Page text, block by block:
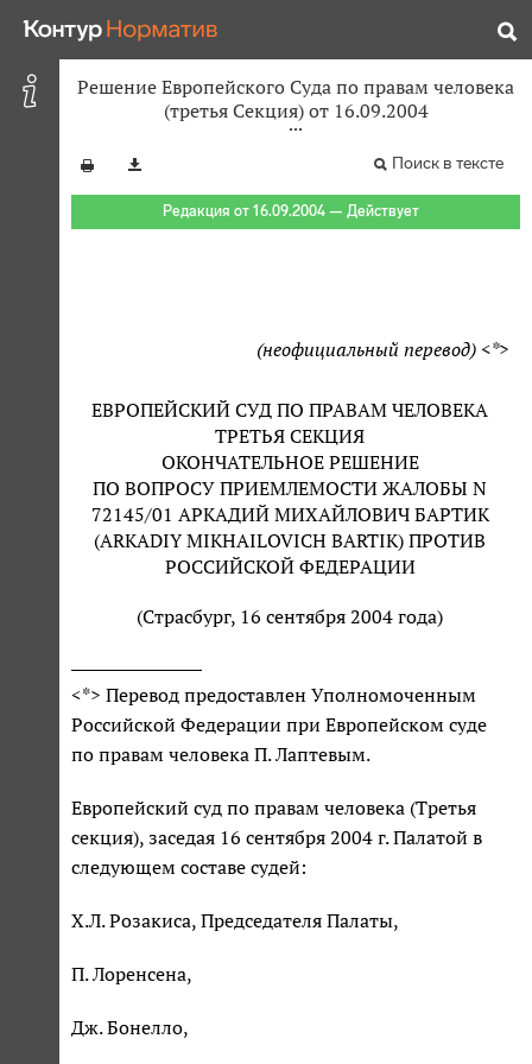
Решение Европейского Суда по правам человека
(третья Секция) от 16.09.2004
Поиск в тексте
Редакция от 16.09.2004 — Действует
(неофициальный перевод) <*>
ЕВРОПЕЙСКИЙ СУД ПО ПРАВАМ ЧЕЛОВЕКА
ТРЕТЬЯ СЕКЦИЯ
ОКОНЧАТЕЛЬНОЕ РЕШЕНИЕ
ПО ВОПРОСУ ПРИЕМЛЕМОСТИ ЖАЛОБЫ N
72145/01 АРКАДИЙ МИХАЙЛОВИЧ БАРТИК
(ARKADIY MIKHAILOVICH BARTIK) ПРОТИВ
РОССИЙСКОЙ ФЕДЕРАЦИИ
(Страсбург, 16 сентября 2004 года)
<*> Перевод предоставлен Уполномоченным
Российской Федерации при Европейском суде
по правам человека П. Лаптевым.
Европейский суд по правам человека (Третья
секция), заседая 16 сентября 2004 г. Палатой в
следующем составе судей:
Х.Л. Розакиса, Председателя Палаты,
П. Лоренсена,
Дж. Бонелло,